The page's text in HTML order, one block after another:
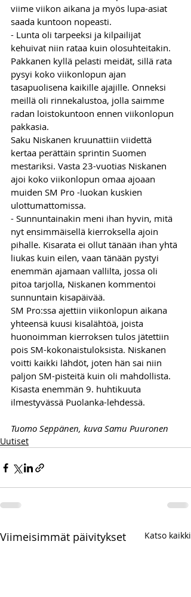
viime viikon aikana ja myös lupa-asiat
saada kuntoon nopeasti.
- Lunta oli tarpeeksi ja kilpailijat
kehuivat niin rataa kuin olosuhteitakin.
Pakkanen kyllä pelasti meidät, sillä rata
pysyi koko viikonlopun ajan
tasapuolisena kaikille ajajille. Onneksi
meillä oli rinnekalustoa, jolla saimme
radan loistokuntoon ennen viikonlopun
pakkasia.
Saku Niskanen kruunattiin viidettä
kertaa perättäin sprintin Suomen
mestariksi. Vasta 23-vuotias Niskanen
ajoi koko viikonlopun omaa ajoaan
muiden SM Pro -luokan kuskien
ulottumattomissa.
- Sunnuntainakin meni ihan hyvin, mitä
nyt ensimmäisellä kierroksella ajoin
pihalle. Kisarata ei ollut tänään ihan yhtä
liukas kuin eilen, vaan tänään pystyi
enemmän ajamaan vallilta, jossa oli
pitoa tarjolla, Niskanen kommentoi
sunnuntain kisapäivää.
SM Pro:ssa ajettiin viikonlopun aikana
yhteensä kuusi kisalähtöä, joista
huonoimman kierroksen tulos jätettiin
pois SM-kokonaistuloksista. Niskanen
voitti kaikki lähdöt, joten hän sai niin
paljon SM-pisteitä kuin oli mahdollista.
Kisasta enemmän 9. huhtikuuta
ilmestyvässä Puolanka-lehdessä.
Tuomo Seppänen, kuva Samu Puuronen
Uutiset
Viimeisimmät päivitykset Katso kaikki